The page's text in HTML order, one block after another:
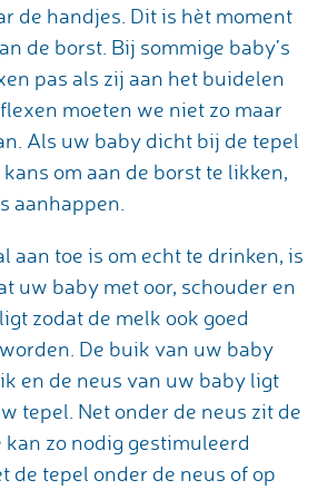
de handjes. Dit is hèt moment
de borst. Bij sommige baby’s
pas als zij aan het buidelen
moeten we niet zo maar
Als uw baby dicht bij de tepel
om aan de borst te likken,
aanhappen.
aan toe is om echt te drinken, is
uw baby met oor, schouder en
zodat de melk ook goed
De buik van uw baby
en de neus van uw baby ligt
tepel. Net onder de neus zit de
zo nodig gestimuleerd
de tepel onder de neus of op